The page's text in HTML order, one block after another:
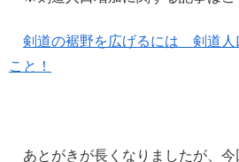
剣道の裾野を広げるには 剣道人
こと！
あとがきが長くなりましたが、今